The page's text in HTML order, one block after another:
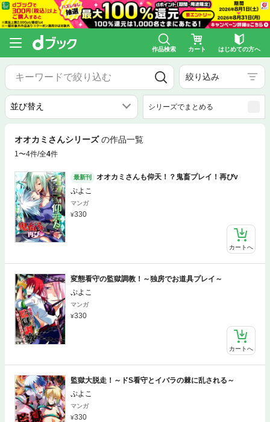
作品検索 カート はじめての方へ
絞り込み
シリーズでまとめる
オオカミさんシリーズ の作品一覧
1〜4件/全4件
最新刊
オオカミさんも仰天！？鬼畜プレイ！再びv
ぷよこ
マンガ
330
カートへ
変態看守の監獄調教！～独房でお道具プレイ～
ぷよこ
マンガ
330
カートへ
監獄大脱走！～ドS看守とイバラの棘に乱される～
ぷよこ
マンガ
330